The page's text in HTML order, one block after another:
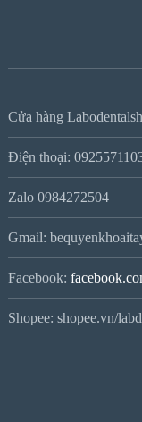
Cửa hàng
Điện thoại:
Zalo 0984272504
Gmail:
Facebook:
Shopee: shopee.vn/